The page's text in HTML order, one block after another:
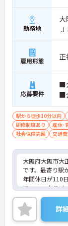
勤務地
大
雇用形態
応募要件
■
■
駅から徒歩10分以内
研修制度あり
産休･
社会保険完備
交通
大阪府大阪市大
です。最寄り駅
年間休日が110
で、ワークライ
すめです。
日勤のみで残業
定も立てやすい
ご興味のある方
詳